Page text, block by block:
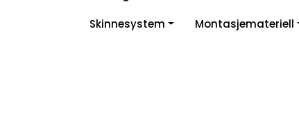
Skinnesystem
Montasjemateriell